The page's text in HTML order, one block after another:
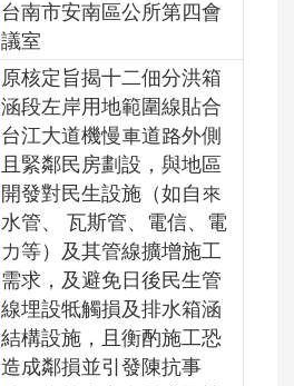
台南市安南區公所第四會
議室
原核定旨揭十二佃分洪箱
涵段左岸用地範圍線貼合
台江大道機慢車道路外側
且緊鄰民房劃設，與地區
開發對民生設施（如自來
水管、 瓦斯管、電信、電
力等）及其管線擴增施工
需求，及避免日後民生管
線埋設牴觸損及排水箱涵
結構設施，且衡酌施工恐
造成鄰損並引發陳抗事